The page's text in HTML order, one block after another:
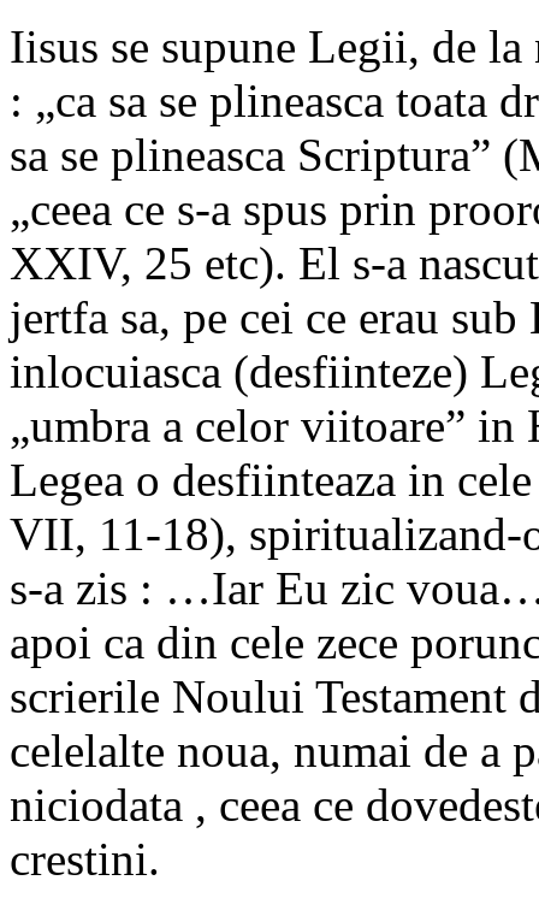
Iisus se supune Legii, de la
: „ca sa se plineasca toata
sa se plineasca Scriptura”
„ceea ce s-a spus prin
XXIV, 25 etc). El s-a
jertfa sa, pe cei ce erau
inlocuiasca (desfiinteze)
„umbra a celor viitoare”
Legea o desfiinteaza in
VII, 11-18), spiritualizand-
s-a zis : …Iar Eu zic
apoi ca din cele zece
scrierile Noului Testament
celelalte noua, numai de a
niciodata , ceea ce
crestini.